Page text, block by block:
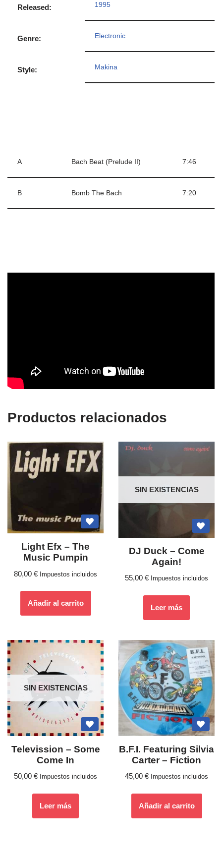
Released: 1995
Genre: Electronic
Style: Makina
A Bach Beat (Prelude II) 7:46
B Bomb The Bach 7:20
Productos relacionados
Light Efx ‎– The
Music Pumpin
80,00 € Impuestos incluidos
Añadir al carrito
SIN EXISTENCIAS
DJ Duck – Come
Again!
55,00 € Impuestos incluidos
Leer más
SIN EXISTENCIAS
Televission ‎– Some
Come In
50,00 € Impuestos incluidos
Leer más
B.F.I. Featuring Silvia
Carter – Fiction
45,00 € Impuestos incluidos
Añadir al carrito